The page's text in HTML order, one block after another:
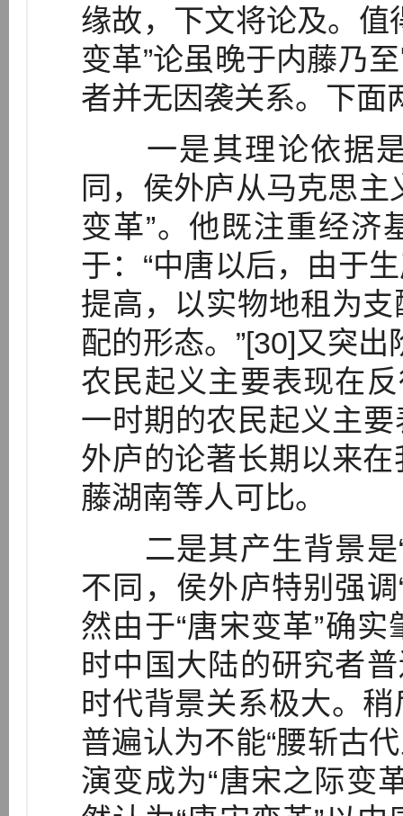
缘故，下文将论及。值
变革”论虽晚于内藤乃
者并无因袭关系。下面
一是其理论依据是
同，侯外庐从马克思主
变革”。他既注重经济
于：“中唐以后，由于
提高，以实物地租为
配的形态。”[30]又突
农民起义主要表现在
一时期的农民起义主
外庐的论著长期以来
藤湖南等人可比。
二是其产生背景是“
不同，侯外庐特别强
然由于“唐宋变革”确
时中国大陆的研究者
时代背景关系极大。
普遍认为不能“腰斩古
演变成为“唐宋之际变